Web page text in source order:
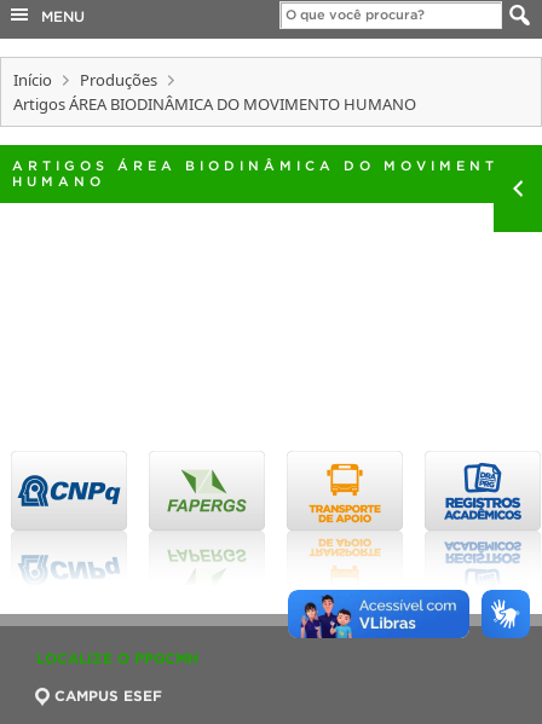
PORTARIAS
MENU
Início
Produções
Artigos ÁREA BIODINÂMICA DO MOVIMENTO HUMANO
ARTIGOS ÁREA BIODINÂMICA DO MOVIMENTO
HUMANO
LOCALIZE O PPGCMH
CAMPUS ESEF